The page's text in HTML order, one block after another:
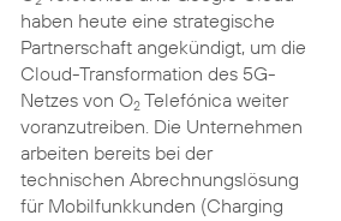
haben heute eine strategische
Partnerschaft angekündigt, um die
Cloud-Transformation des 5G-
Netzes von O2Telefónica weiter
voranzutreiben. Die Unternehmen
arbeiten bereits bei der
technischen Abrechnungslösung
für Mobilfunkkunden (Charging